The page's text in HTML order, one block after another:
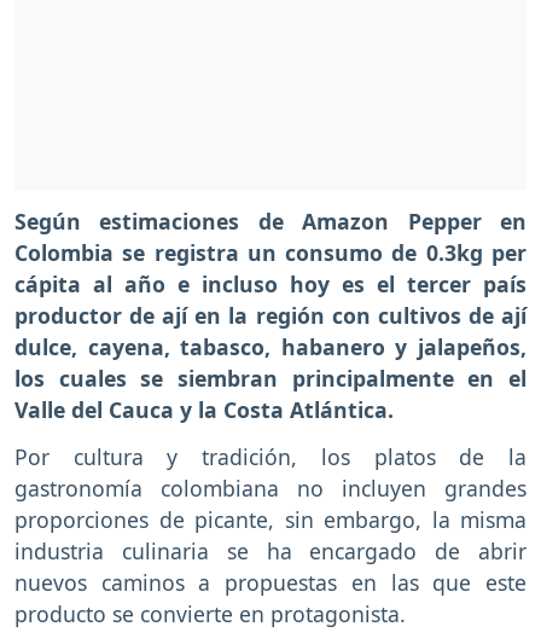
Según estimaciones de Amazon Pepper en
Colombia se registra un consumo de 0.3kg per
cápita al año e incluso hoy es el tercer país
productor de ají en la región con cultivos de ají
dulce, cayena, tabasco, habanero y jalapeños,
los cuales se siembran principalmente en el
Valle del Cauca y la Costa Atlántica.
Por cultura y tradición, los platos de la
gastronomía colombiana no incluyen grandes
proporciones de picante, sin embargo, la misma
industria culinaria se ha encargado de abrir
nuevos caminos a propuestas en las que este
producto se convierte en protagonista.